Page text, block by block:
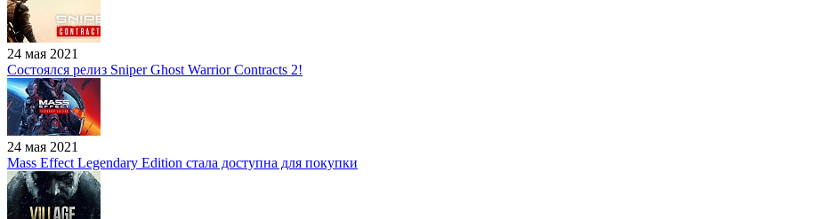
24 мая 2021
Состоялся релиз Sniper Ghost Warrior Contracts 2!
24 мая 2021
Mass Effect Legendary Edition стала доступна для покупки